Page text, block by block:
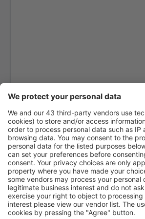
Coimbatore (CJB)
Cuddapah Airport (CDP)
Dabok (UDR)
Dabolim (GOI)
Devi Ahilyabai Holkar (IDR)
Dibrugarh Airport (DIB)
Dimapur Apt. (DMU)